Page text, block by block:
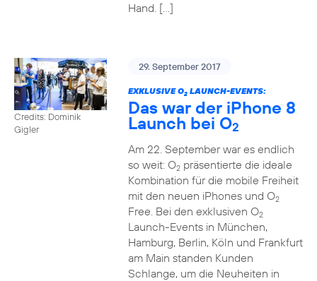
Hand. […]
Credits: Dominik
Gigler
29. September 2017
EXKLUSIVE O2LAUNCH-EVENTS:
Das war der iPhone 8
Launch bei O2
Am 22. September war es endlich
so weit: O2präsentierte die ideale
Kombination für die mobile Freiheit
mit den neuen iPhones und O2
Free. Bei den exklusiven O2
Launch-Events in München,
Hamburg, Berlin, Köln und Frankfurt
am Main standen Kunden
Schlange, um die Neuheiten in